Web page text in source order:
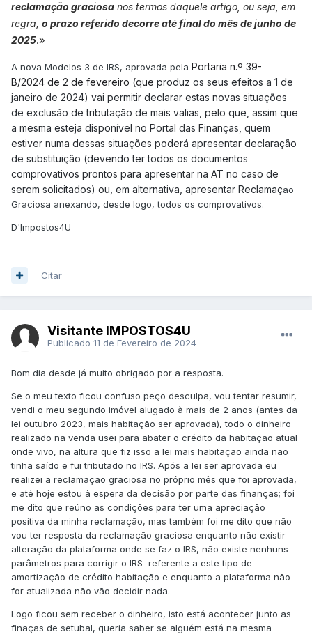
reclamação graciosa nos termos daquele artigo, ou seja, em
regra, o prazo referido decorre até final do mês de junho de
2025.»
A nova Modelos 3 de IRS, aprovada pela Portaria n.º 39-
B/2024 de 2 de fevereiro (que produz os seus efeitos a 1 de
janeiro de 2024) vai permitir declarar estas novas situações
de exclusão de tributação de mais valias, pelo que, assim que
a mesma esteja disponível no Portal das Finanças, quem
estiver numa dessas situações poderá apresentar declaração
de substituição (devendo ter todos os documentos
comprovativos prontos para apresentar na AT no caso de
serem solicitados) ou, em alternativa, apresentar Reclamação
Graciosa anexando, desde logo, todos os comprovativos.
D'Impostos4U
Citar
Visitante IMPOSTOS4U
Publicado 11 de Fevereiro de 2024
Bom dia desde já muito obrigado por a resposta.
Se o meu texto ficou confuso peço desculpa, vou tentar resumir,
vendi o meu segundo imóvel alugado à mais de 2 anos (antes da
lei outubro 2023, mais habitação ser aprovada), todo o dinheiro
realizado na venda usei para abater o crédito da habitação atual
onde vivo, na altura que fiz isso a lei mais habitação ainda não
tinha saído e fui tributado no IRS. Após a lei ser aprovada eu
realizei a reclamação graciosa no próprio mês que foi aprovada,
e até hoje estou à espera da decisão por parte das finanças; foi
me dito que reúno as condições para ter uma apreciação
positiva da minha reclamação, mas também foi me dito que não
vou ter resposta da reclamação graciosa enquanto não existir
alteração da plataforma onde se faz o IRS, não existe nenhuns
parâmetros para corrigir o IRS referente a este tipo de
amortização de crédito habitação e enquanto a plataforma não
for atualizada não vão decidir nada.
Logo ficou sem receber o dinheiro, isto está acontecer junto as
finaças de setubal, queria saber se alguém está na mesma